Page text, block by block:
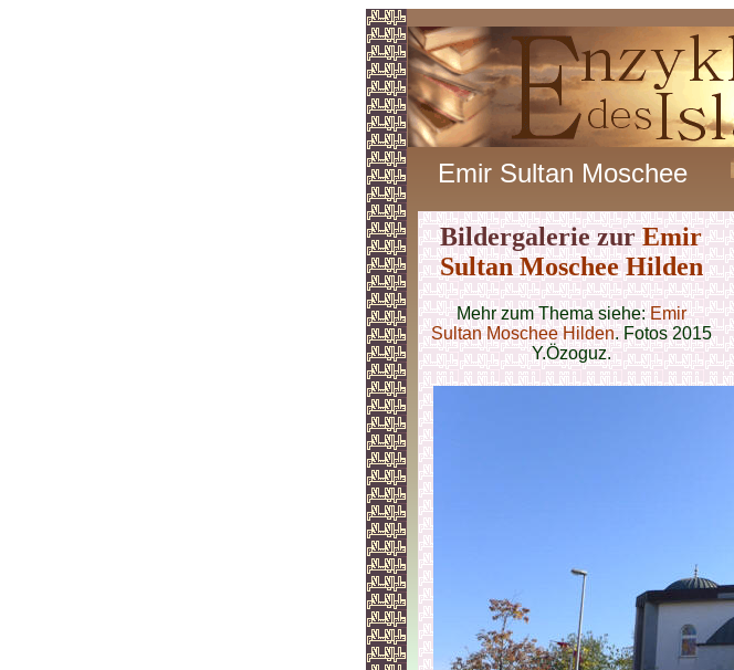
Emir Sultan Moschee
Bildergalerie zurEmir
Sultan Moschee Hilden
Mehr zum Thema siehe:Emir
Sultan Moschee Hilden. Fotos 2015
Y.Özoguz.